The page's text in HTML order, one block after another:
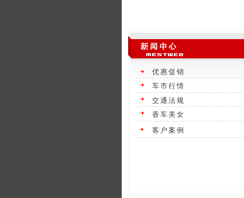
优惠促销
车市行情
交通法规
香车美女
客户案例